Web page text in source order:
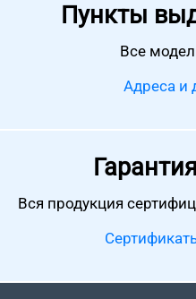
Пункты
Все
Адреса и
Вся продукция